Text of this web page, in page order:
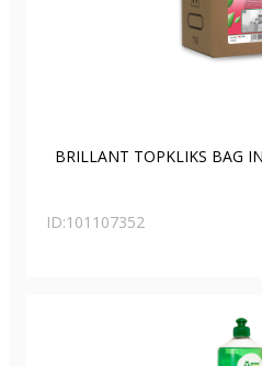
BRILLANT TOPKLIKS BAG
ID:101107352